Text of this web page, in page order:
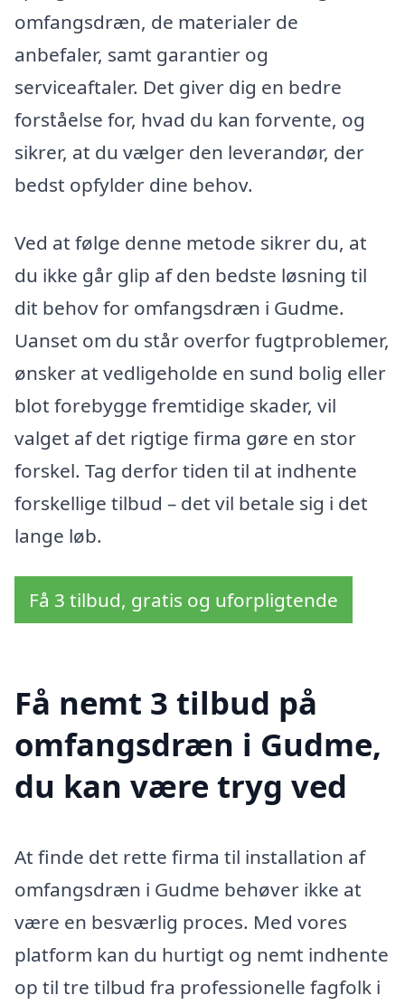
omfangsdræn, de materialer de
anbefaler, samt garantier og
serviceaftaler. Det giver dig en bedre
forståelse for, hvad du kan forvente, og
sikrer, at du vælger den leverandør, der
bedst opfylder dine behov.
Ved at følge denne metode sikrer du, at
du ikke går glip af den bedste løsning til
dit behov for omfangsdræn i Gudme.
Uanset om du står overfor fugtproblemer,
ønsker at vedligeholde en sund bolig eller
blot forebygge fremtidige skader, vil
valget af det rigtige firma gøre en stor
forskel. Tag derfor tiden til at indhente
forskellige tilbud – det vil betale sig i det
lange løb.
Få 3 tilbud, gratis og uforpligtende
Få nemt 3 tilbud på
omfangsdræn i Gudme,
du kan være tryg ved
At finde det rette firma til installation af
omfangsdræn i Gudme behøver ikke at
være en besværlig proces. Med vores
platform kan du hurtigt og nemt indhente
op til tre tilbud fra professionelle fagfolk i